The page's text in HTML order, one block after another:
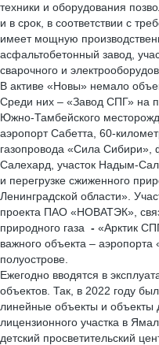
техники и оборудования
и в срок, в соответствии с
имеет мощную
асфальтобетонный завод,
сварочного и
В активе «Новы» немало
Среди них – «Завод СПГ» на
Южно-Тамбейского
аэропорт Сабетта, 60-
газопровода «Сила Сибири»,
Салехард, участок Надым-
и перегрузке сжиженного
Ленинградской области».
проекта ПАО «НОВАТЭК»,
природного газа - «Арктик
важного объекта –
полуострове.
Ежегодно вводятся в
объектов. Так, в 2022 году
линейные объекты и объекты
лицензионного участка в
детский просветительский